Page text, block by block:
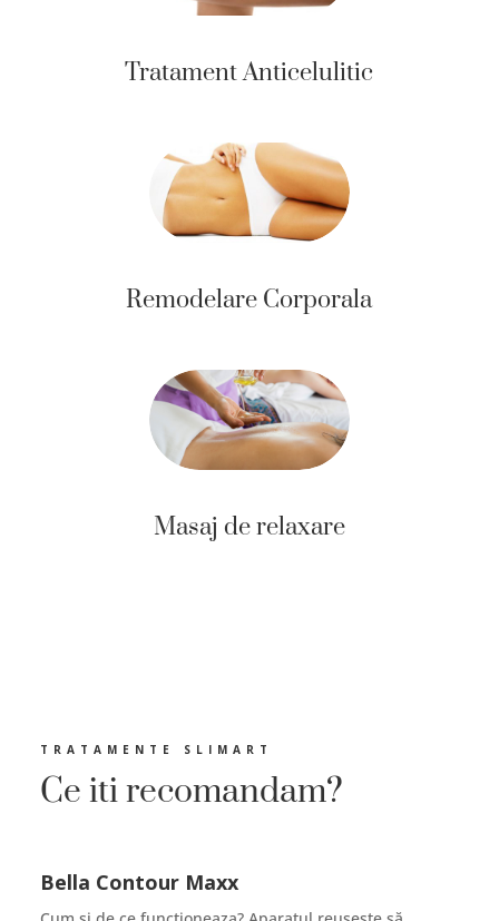
Tratament Anticelulitic
Remodelare Corporala
Masaj de relaxare
TRATAMENTE SLIMART
Ce iti recomandam?
Bella Contour Maxx